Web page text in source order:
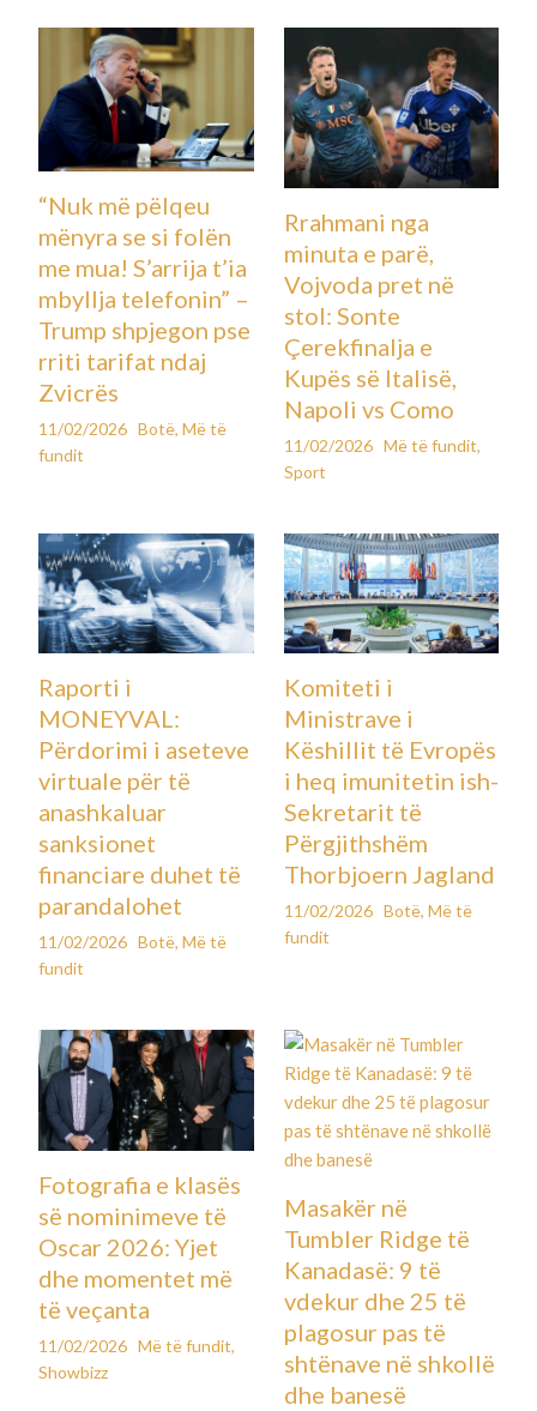
“Nuk më pëlqeu
mënyra se si folën
me mua! S’arrija t’ia
mbyllja telefonin” –
Trump shpjegon pse
rriti tarifat ndaj
Zvicrës
11/02/2026 Botë,Më të
fundit
Rrahmani nga
minuta e parë,
Vojvoda pret në
stol: Sonte
Çerekfinalja e
Kupës së Italisë,
Napoli vs Como
11/02/2026 Më të fundit,
Sport
Raporti i
MONEYVAL:
Përdorimi i aseteve
virtuale për të
anashkaluar
sanksionet
financiare duhet të
parandalohet
11/02/2026 Botë,Më të
fundit
Komiteti i
Ministrave i
Këshillit të Evropës
i heq imunitetin ish-
Sekretarit të
Përgjithshëm
Thorbjoern Jagland
11/02/2026 Botë, Më të
fundit
Fotografia e klasës
së nominimeve të
Oscar 2026: Yjet
dhe momentet më
të veçanta
11/02/2026 Më të fundit,
Showbizz
Masakër në
Tumbler Ridge të
Kanadasë: 9 të
vdekur dhe 25 të
plagosur pas të
shtënave në shkollë
dhe banesë